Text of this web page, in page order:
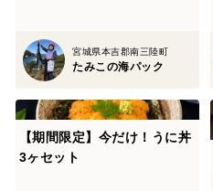
宮城県本吉郡南三陸町
たみこの海パック
【期間限定】今だけ！うに丼
3ヶセット